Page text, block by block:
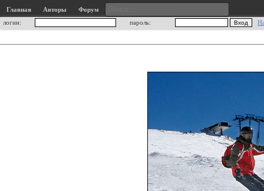
Главная Авторы
Форум
логин:
пароль: